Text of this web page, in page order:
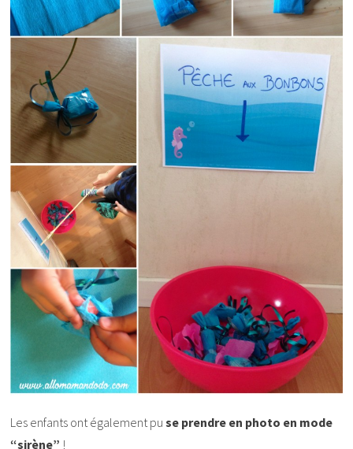
Les enfants ont également puse prendre en photo en mode
“sirène” !